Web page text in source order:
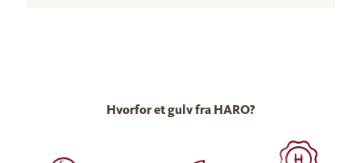
Hvorfor et gulv fra HARO?